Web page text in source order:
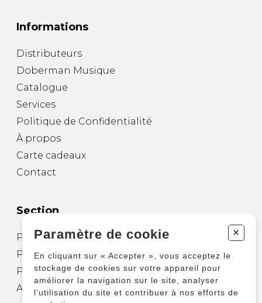
Informations
Distributeurs
Doberman Musique
Catalogue
Services
Politique de Confidentialité
À propos
Carte cadeaux
Contact
Section
Partitions pour guitare
Partitions pour autres instruments
Partitions pour ensembles
Autres produits
Paramètre de cookie +
En cliquant sur « Accepter », vous acceptez le
stockage de cookies sur votre appareil pour
améliorer la navigation sur le site, analyser
l’utilisation du site et contribuer à nos efforts de